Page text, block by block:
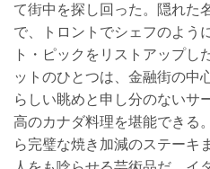
て街中を探し回った。隠れた
で、トロントでシェフのよう
ト・ピックをリストアップし
ットのひとつは、金融街の中
らしい眺めと申し分のないサ
高のカナダ料理を堪能できる
ら完璧な焼き加減のステーキ